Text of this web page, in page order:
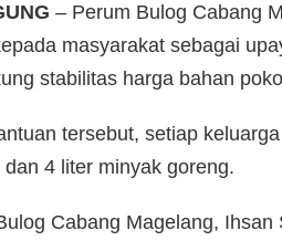
– Perum Bulog Cabang
masyarakat sebagai
stabilitas harga bahan
tersebut, setiap
4 liter minyak goreng.
Cabang Magelang, Ihsan